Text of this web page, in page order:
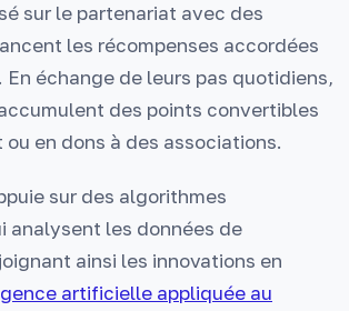
sur le partenariat avec des
les récompenses accordées
échange de leurs pas quotidiens,
des points convertibles
en dons à des associations.
sur des algorithmes
analysent les données de
ainsi les innovations en
artificielle appliquée au